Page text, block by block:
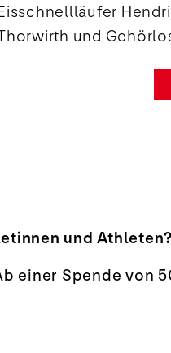
und
und Athleten?
einer Spende von